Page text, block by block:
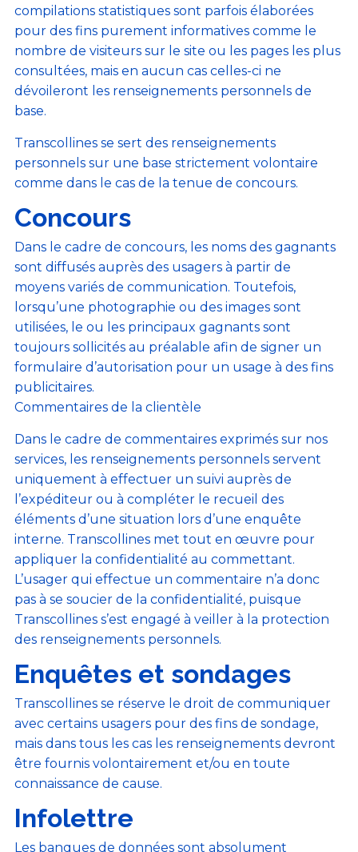
compilations statistiques sont parfois élaborées
pour des fins purement informatives comme le
nombre de visiteurs sur le site ou les pages les plus
consultées, mais en aucun cas celles-ci ne
dévoileront les renseignements personnels de
base.
Transcollines se sert des renseignements
personnels sur une base strictement volontaire
comme dans le cas de la tenue de concours.
Concours
Dans le cadre de concours, les noms des gagnants
sont diffusés auprès des usagers à partir de
moyens variés de communication. Toutefois,
lorsqu’une photographie ou des images sont
utilisées, le ou les principaux gagnants sont
toujours sollicités au préalable afin de signer un
formulaire d’autorisation pour un usage à des fins
publicitaires.
Commentaires de la clientèle
Dans le cadre de commentaires exprimés sur nos
services, les renseignements personnels servent
uniquement à effectuer un suivi auprès de
l’expéditeur ou à compléter le recueil des
éléments d’une situation lors d’une enquête
interne. Transcollines met tout en œuvre pour
appliquer la confidentialité au commettant.
L’usager qui effectue un commentaire n’a donc
pas à se soucier de la confidentialité, puisque
Transcollines s’est engagé à veiller à la protection
des renseignements personnels.
Enquêtes et sondages
Transcollines se réserve le droit de communiquer
avec certains usagers pour des fins de sondage,
mais dans tous les cas les renseignements devront
être fournis volontairement et/ou en toute
connaissance de cause.
Infolettre
Les banques de données sont absolument